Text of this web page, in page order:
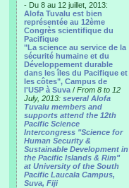
- Du 8 au 12 juillet, 2013:
Alofa Tuvalu est bien
représentée au 12ème
Congrès scientifique du
Pacifique
"La science au service de la
sécurité humaine et du
Développement durable
dans les îles du Pacifique et
les côtes", Campus de
l'USP à Suva / From 8 to 12
July, 2013: several Alofa
Tuvalu members and
supports attend the 12th
Pacific Science
Intercongress "Science for
Human Security &
Sustainable Development in
the Pacific Islands & Rim"
at University of the South
Pacific Laucala Campus,
Suva, Fiji